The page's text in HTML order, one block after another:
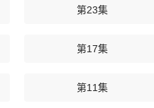
第23集
第17集
第11集